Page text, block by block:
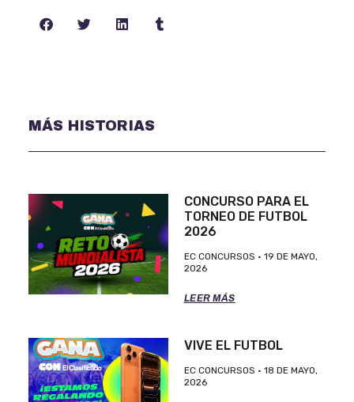
MÁS HISTORIAS
CONCURSO PARA EL
TORNEO DE FUTBOL
2026
EC CONCURSOS
19 DE MAYO,
2026
LEER MÁS
VIVE EL FUTBOL
EC CONCURSOS
18 DE MAYO,
2026